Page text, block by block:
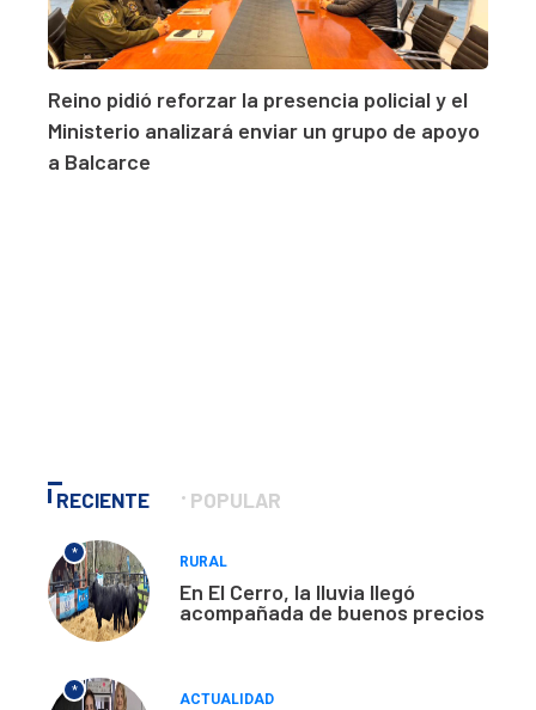
Reino pidió reforzar la presencia policial y el
Ministerio analizará enviar un grupo de apoyo
a Balcarce
RECIENTE POPULAR
*
RURAL
En El Cerro, la lluvia llegó
acompañada de buenos precios
*
ACTUALIDAD